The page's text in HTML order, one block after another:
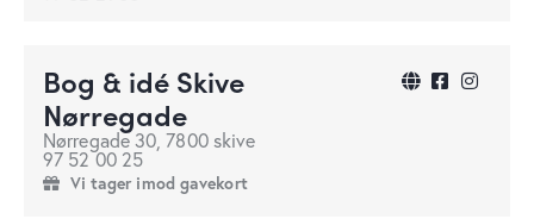
Bog & idé Skive
Nørregade
Nørregade 30, 7800 skive
97 52 00 25
Vi tager imod gavekort